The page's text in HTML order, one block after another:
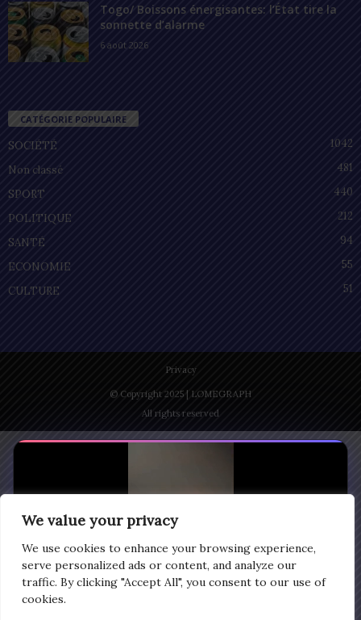
We value your privacy
We use cookies to enhance your browsing experience,
serve personalized ads or content, and analyze our
traffic. By clicking "Accept All", you consent to our use of
cookies.
Togo/ Boissons énergisantes: l’État tire la
sonnette d’alarme
6 août 2026
CATÉGORIE POPULAIRE
SOCIÉTÉ
1042
Non classé
481
SPORT
440
POLITIQUE
212
SANTÉ
94
ECONOMIE
55
CULTURE
51
Privacy
© Copyright 2025 | LOMEGRAPH
All rights reserved